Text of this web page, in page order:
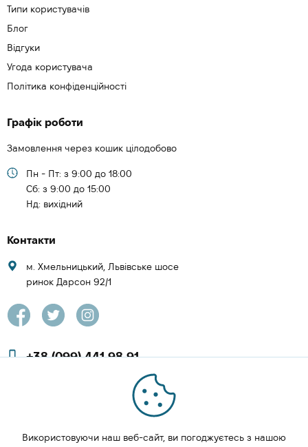
Типи користувачів
Блог
Відгуки
Угода користувача
Політика конфіденційності
Графік роботи
Замовлення через кошик цілодобово
Пн - Пт: з 9:00 до 18:00
Cб: з 9:00 до 15:00
Нд: вихідний
Контакти
м. Хмельницький, Львівське шосе
ринок Дарсон 92/1
+38 (099) 441 98 91
+38 (097) 423 08 00
zachesa86@gmail.com
ЗАМОВИТИ ДЗВІНОК
Використовуючи наш веб-сайт, ви погоджуєтесь з нашою